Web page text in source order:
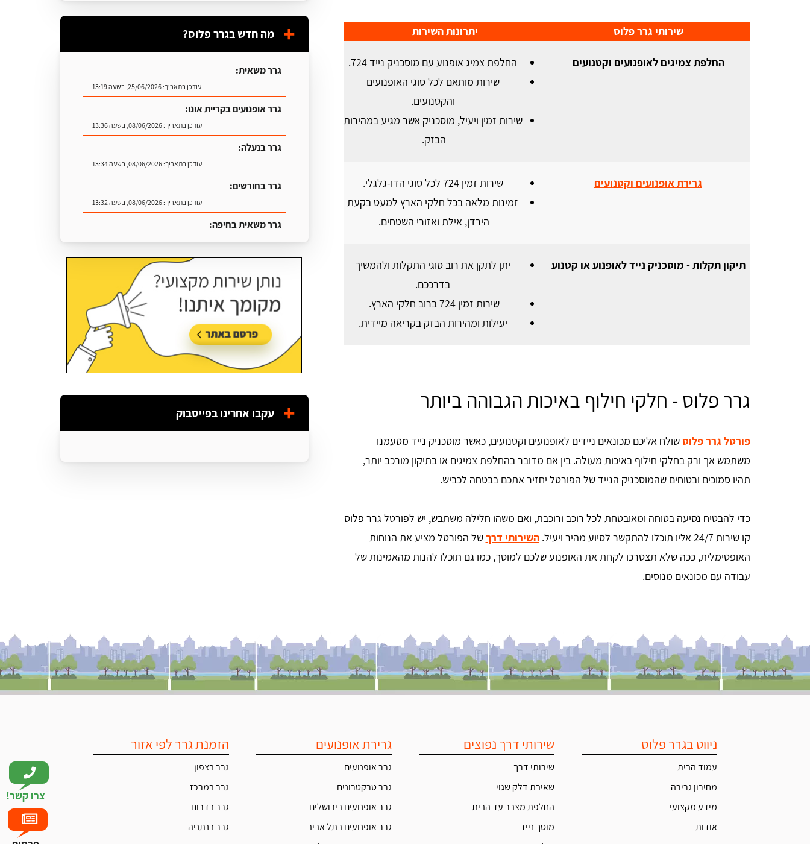
צרו קשר!
שירותי גרר פלוס יתרונות השירות
החלפת צמיגים לאופנועים וקטנועים
החלפת צמיג אופנוע עם מוסכניק נייד 724.
שירות מותאם לכל סוגי האופנועים
והקטנועים.
שירות זמין ויעיל, מוסכניק אשר מגיע במהירות
הבזק.
גרירת אופנועים וקטנועים
שירות זמין 724 לכל סוגי הדו-גלגלי.
זמינות מלאה בכל חלקי הארץ למעט בקעת
הירדן, אילת ואזורי השטחים.
תיקון תקלות - מוסכניק נייד לאופנוע או קטנוע
יתן לתקן את רוב סוגי התקלות ולהמשיך
בדרככם.
שירות זמין 724 ברוב חלקי הארץ.
יעילות ומהירות הבזק בקריאה מיידית.
גרר פלוס - חלקי חילוף באיכות הגבוהה ביותר
פורטל גרר פלוסשולח אליכם מכונאים ניידים לאופנועים וקטנועים, כאשר מוסכניק נייד מטעמנו
משתמש אך ורק בחלקי חילוף באיכות מעולה. בין אם מדובר בהחלפת צמיגים או בתיקון מורכב יותר,
תהיו סמוכים ובטוחים שהמוסכניק הנייד של הפורטל יחזיר אתכם בבטחה לכביש.
כדי להבטיח נסיעה בטוחה ומאובטחת לכל רוכב ורוכבת, ואם משהו חלילה משתבש, יש לפורטל גרר פלוס
קו שירות 24/7 אליו תוכלו להתקשר לסיוע מהיר ויעיל.
השירותי דרךשל הפורטל מציע את הנוחות
האופטימלית, ככה שלא תצטרכו לקחת את האופנוע שלכם למוסך, כמו גם תוכלו להנות מהאמינות של
עבודה עם מכונאים מנוסים.
מה חדש בגרר פלוס?
גרר משאית:
עודכן בתאריך:25/06/2026, בשעה 13:19
גרר אופנועים בקריית אונו:
עודכן בתאריך:08/06/2026, בשעה 13:36
גרר בנעלה:
עודכן בתאריך:08/06/2026, בשעה 13:34
גרר בחורשים:
עודכן בתאריך:08/06/2026, בשעה 13:32
גרר משאית בחיפה:
עודכן בתאריך:25/06/2026, בשעה 13:25
עקבו אחרינו בפייסבוק
ניווט בגרר פלוס
עמוד הבית
מחירון גרירה
מידע מקצועי
אודות
שירותי דרך נפוצים
שירותי דרך
שאיבת דלק שגוי
החלפת מצבר עד הבית
מוסך נייד
גרירת אופנועים
גרר אופנועים
גרר טרקטרונים
גרר אופנועים בירושלים
גרר אופנועים בתל אביב
הזמנת גרר לפי אזור
גרר בצפון
גרר במרכז
גרר בדרום
גרר בנתניה